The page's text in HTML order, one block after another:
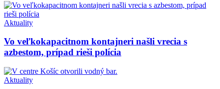
Aktuality
Vo veľkokapacitnom kontajneri našli vrecia s
azbestom, prípad rieši polícia
Aktuality